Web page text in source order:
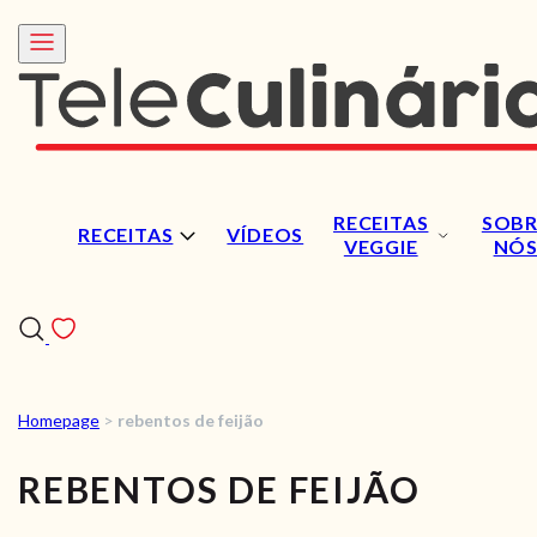
RECEITAS VÍDEOS
RECEITAS
VEGGIE
NÓS
RECEITAS
VÍDEOS
Homepage > rebentos de feijão
REBENTOS DE FEIJÃO